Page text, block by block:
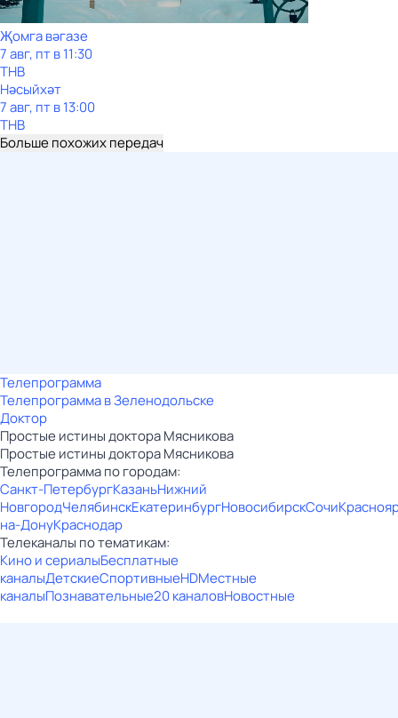
Җомга вәгазе
7 авг, пт в 11:30
ТНВ
Нәсыйхәт
7 авг, пт в 13:00
ТНВ
Больше похожих передач
Телепрограмма
Телепрограмма в Зеленодольске
Доктор
Простые истины доктора Мясникова
Простые истины доктора Мясникова
Телепрограмма по городам:
Санкт-ПетербургКазаньНижний
НовгородЧелябинскЕкатеринбургНовосибирскСочи
на-ДонуКраснодар
Телеканалы по тематикам:
Кино и сериалыБесплатные
каналыДетскиеСпортивныеHDМестные
каналыПознавательные20 каналовНовостные